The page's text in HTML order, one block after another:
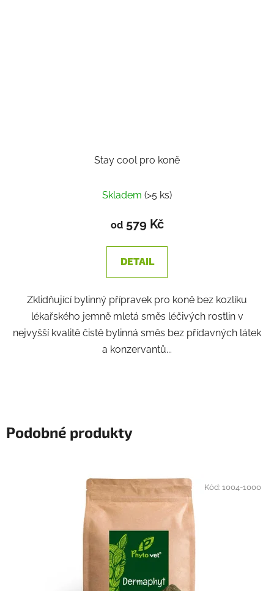
Stay cool pro koně
Skladem (>5 ks)
od579 Kč
DETAIL
Zklidňující bylinný přípravek pro koně bez kozlíku
lékařského jemně mletá směs léčivých rostlin v
nejvyšší kvalitě čistě bylinná směs bez přídavných látek
a konzervantů...
Podobné produkty
Kód:1004-1000